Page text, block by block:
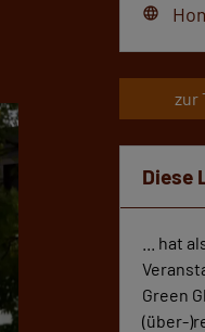
language
zur
Diese
... hat
Green
(über-